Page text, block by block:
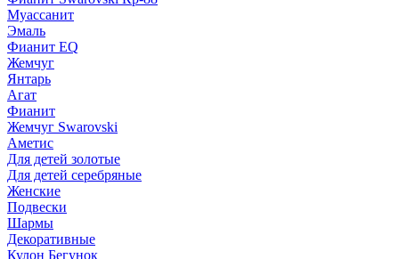
Муассанит
Эмаль
Фианит EQ
Жемчуг
Янтарь
Агат
Фианит
Жемчуг Swarovski
Аметис
Для детей золотые
Для детей серебряные
Женские
Подвески
Шармы
Декоративные
Кулон Бегунок